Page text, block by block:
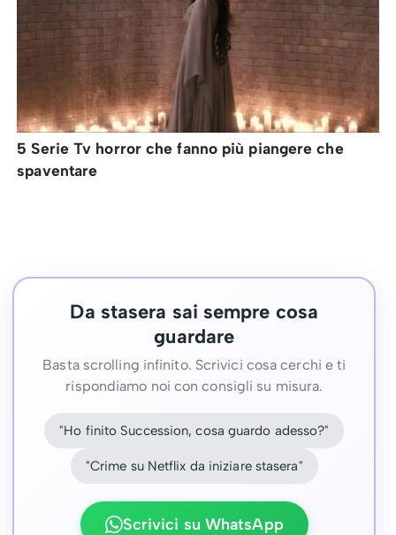
5 Serie Tv horror che fanno più piangere che
spaventare
Da stasera sai sempre cosa
guardare
Basta scrolling infinito. Scrivici cosa cerchi e ti
rispondiamo noi con consigli su misura.
"Ho finito Succession, cosa guardo adesso?"
"Crime su Netflix da iniziare stasera"
Scrivici su WhatsApp